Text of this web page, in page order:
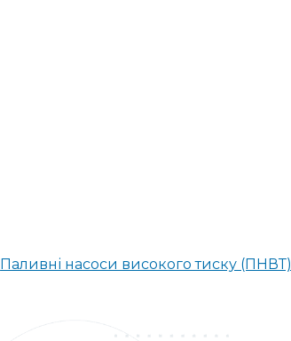
Паливні насоси високого тиску (ПНВТ)